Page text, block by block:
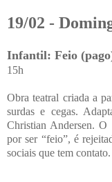
19/02 -
Infantil: Feio
15h
Obra teatral criada a
surdas e cegas.
Christian Andersen. O
por ser “feio”, é
sociais que tem contato.